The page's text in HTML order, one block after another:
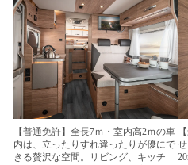
【普通免許】全長7ｍ・室内高2ｍの車
内は、立ったりすれ違ったりが優にで
きる贅沢な空間。リビング、キッチ